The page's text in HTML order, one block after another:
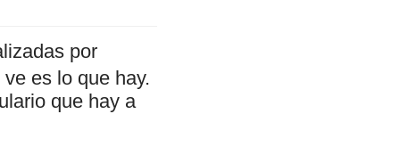
por
es lo que hay.
que hay a